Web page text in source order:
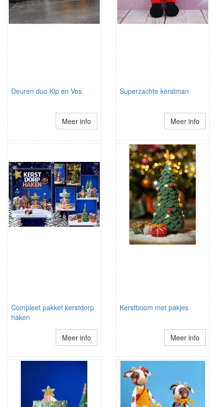
Deuren duo Kip en Vos
Meer info
Superzachte kerstman
Meer info
Compleet pakket kerstdorp
haken
Meer info
Kerstboom met pakjes
Meer info